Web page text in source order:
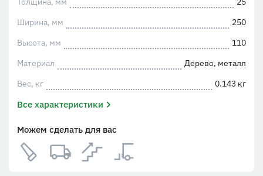
Ширина, мм
250
Высота, мм
110
Материал
Дерево, металл
Вес, кг
0.143 кг
Все характеристики
Можем сделать для вас